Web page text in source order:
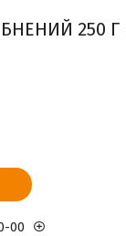
250 Г
00